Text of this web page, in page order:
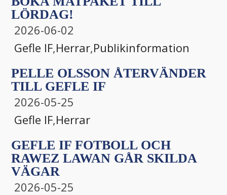
LÖRDAG!
2026-06-02
Gefle IF,Herrar,Publikinformation
PELLE OLSSON ÅTERVÄNDER
TILL GEFLE IF
2026-05-25
Gefle IF,Herrar
GEFLE IF FOTBOLL OCH
RAWEZ LAWAN GÅR SKILDA
VÄGAR
2026-05-25